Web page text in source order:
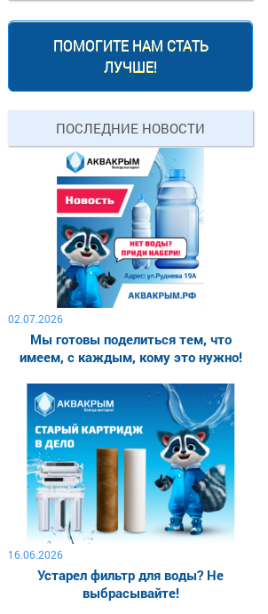
ПОМОГИТЕ НАМ СТАТЬ
ЛУЧШЕ!
ПОСЛЕДНИЕ НОВОСТИ
02.07.2026
Мы готовы поделиться тем, что
имеем, с каждым, кому это нужно!
16.06.2026
Устарел фильтр для воды? Не
выбрасывайте!